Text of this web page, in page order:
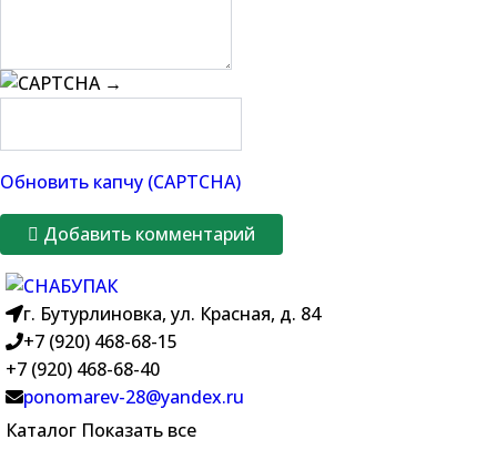
→
Обновить капчу (CAPTCHA)
Добавить комментарий
г. Бутурлиновка, ул. Красная, д. 84
+7 (920) 468-68-15
+7 (920) 468-68-40
ponomarev-28@yandex.ru
Каталог Показать все